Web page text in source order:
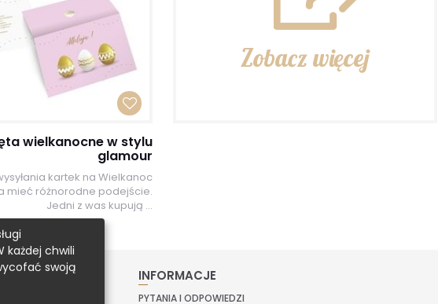
wielkanocne w stylu
glamour
kartek na Wielkanoc
mieć różnorodne podejście.
Jedni z was kupują ...
Zobacz więcej
INFORMACJE
PYTANIA I ODPOWIEDZI
każdej chwili
swoją